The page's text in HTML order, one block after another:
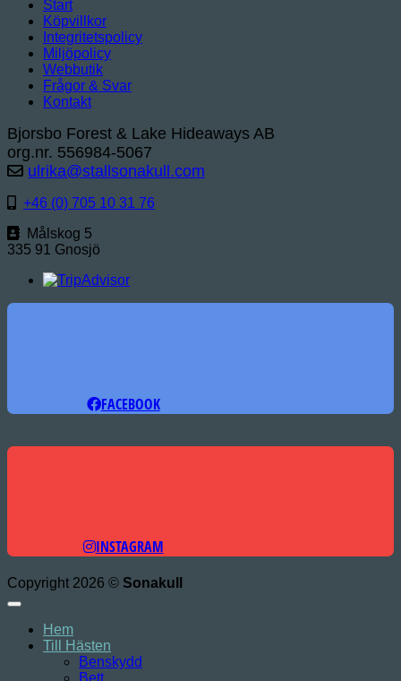
Start
Köpvillkor
Integritetspolicy
Miljöpolicy
Webbutik
Frågor & Svar
Kontakt
Bjorsbo Forest & Lake Hideaways AB
org.nr. 556984-5067
ulrika@stallsonakull.com
+46 (0) 705 10 31 76
Målskog 5
335 91 Gnosjö
FACEBOOK
INSTAGRAM
Copyright 2026 © Sonakull
Hem
Till Hästen
Benskydd